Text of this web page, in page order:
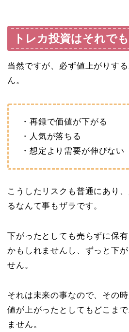
トレカ投資はそれで
当然ですが、必ず値上がりす
ん。
・再録で価値が下がる
・人気が落ちる
・想定より需要が伸びない
こうしたリスクも普通にあり
るなんて事もザラです。
下がったとしても売らずに保
かもしれませんし、ずっと下
せん。
それは未来の事なので、その
値が上がったとしてもどこま
ません。